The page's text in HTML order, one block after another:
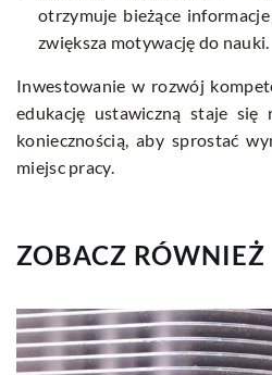
otrzymuje bieżące
zwiększa motywację do nauki.
Inwestowanie w rozwój
edukację ustawiczną staje
koniecznością, aby sprostać
miejsc pracy.
ZOBACZ RÓWNIEŻ